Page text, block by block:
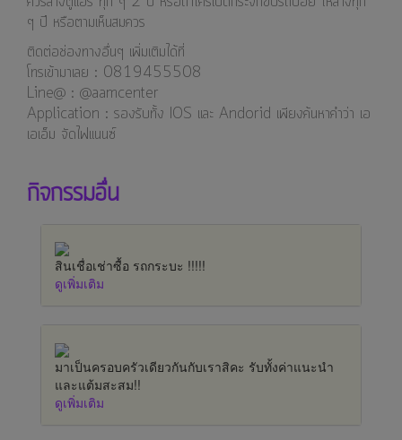
ๆ ปี หรือตามเห็นสมควร
ติดต่อช่องทางอื่นๆ เพิ่มเติมได้ที่
โทรเข้ามาเลย : 0819455508
Line@ : @aamcenter
⁣⁣⁣Application : รองรับทั้ง IOS และ Andorid เพียงค้นหาคำว่า เอ
เอเอ็ม จัดไฟแนนซ์
กิจกรรมอื่น
สินเชื่อเช่าซื้อ รถกระบะ !!!!!
ดูเพิ่มเติม
มาเป็นครอบครัวเดียวกันกับเราสิคะ รับทั้งค่าแนะนำ
และแต้มสะสม!!
ดูเพิ่มเติม